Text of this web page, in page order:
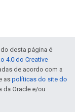
desta página é
4.0 do Creative
de acordo com a
aspolíticas do site do
da Oracle e/ou